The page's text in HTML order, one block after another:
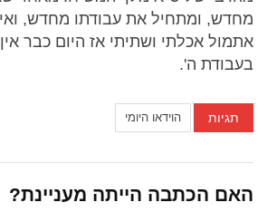
מחדש, ומתחיל את עבודתו מחדש,
אתמול אכלתי ושתיתי אז היום כבר
בעבודת ה'.
תגיות הוידאו היומי
האם הכתבה הייתה מעניינת?